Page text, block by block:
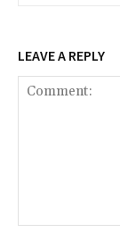
LEAVE A REPLY